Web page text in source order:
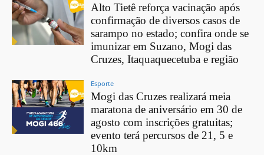
Alto Tietê reforça vacinação após
confirmação de diversos casos de
sarampo no estado; confira onde se
imunizar em Suzano, Mogi das
Cruzes, Itaquaquecetuba e região
Esporte
Mogi das Cruzes realizará meia
maratona de aniversário em 30 de
agosto com inscrições gratuitas;
evento terá percursos de 21, 5 e
10km